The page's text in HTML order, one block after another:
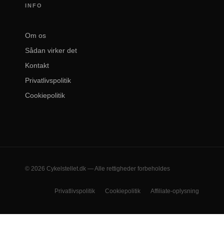
INFO
Om os
Sådan virker det
Kontakt
Privatlivspolitik
Cookiepolitik
© 2026 Cykelstellet.dk — Alle rettigheder forbeholdes
Privatlivspolitik Cookiepolitik Affiliate-oplysning